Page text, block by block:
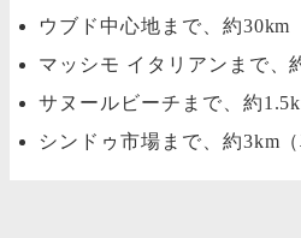
ウブド中心地まで、約30km
マッシモ イタリアンまで、
サヌールビーチまで、約
シンドゥ市場まで、約3km（